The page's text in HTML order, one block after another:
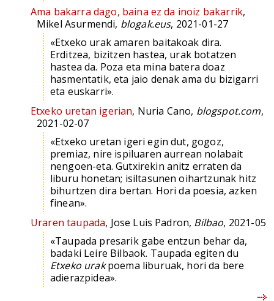
Ama bakarra dago, baina ez da inoiz bakarrik,
Mikel Asurmendi, blogak.eus, 2021-01-27
«Etxeko urak amaren baitakoak dira.
Erditzea, bizitzen hastea, urak botatzen
hastea da. Poza eta mina batera doaz
hasmentatik, eta jaio denak ama du bizigarri
eta euskarri».
Etxeko uretan igerian, Nuria Cano, blogspot.com,
2021-02-07
«Etxeko uretan igeri egin dut, gogoz,
premiaz, nire ispiluaren aurrean nolabait
nengoen-eta. Gutxirekin anitz erraten da
liburu honetan; isiltasunen oihartzunak hitz
bihurtzen dira bertan. Hori da poesia, azken
finean».
Uraren taupada, Jose Luis Padron, Bilbao, 2021-05
«Taupada presarik gabe entzun behar da,
badaki Leire Bilbaok. Taupada egiten du
Etxeko urakpoema liburuak, hori da bere
adierazpidea».